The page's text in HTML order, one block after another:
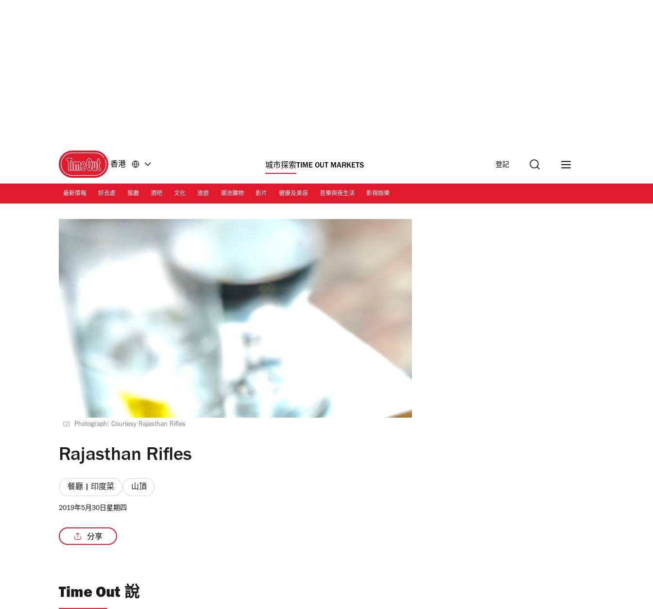
香港 城市探索TIME OUT MARKETS 登記
最新情報 好去處 餐廳 酒吧 文化 旅遊 潮流購物 影片 健康及美容 音樂與夜生活 影視娛樂
Photograph: Courtesy Rajasthan Rifles
Rajasthan Rifles
餐廳 | 印度菜 山頂
2019年5月30日星期四
分享
Time Out 說